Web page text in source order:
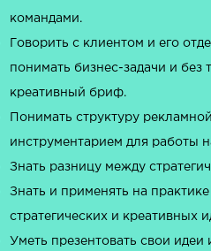
командами.
Говорить с клиентом и его
понимать бизнес-задачи и без
креативный бриф.
Понимать структуру
инструментарием для работы
Знать разницу между
Знать и применять на
стратегических и креативных
Уметь презентовать свои